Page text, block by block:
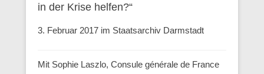
in der Krise helfen?“
3. Februar 2017 im Staatsarchiv Darmstadt
Mit Sophie Laszlo, Consule générale de France